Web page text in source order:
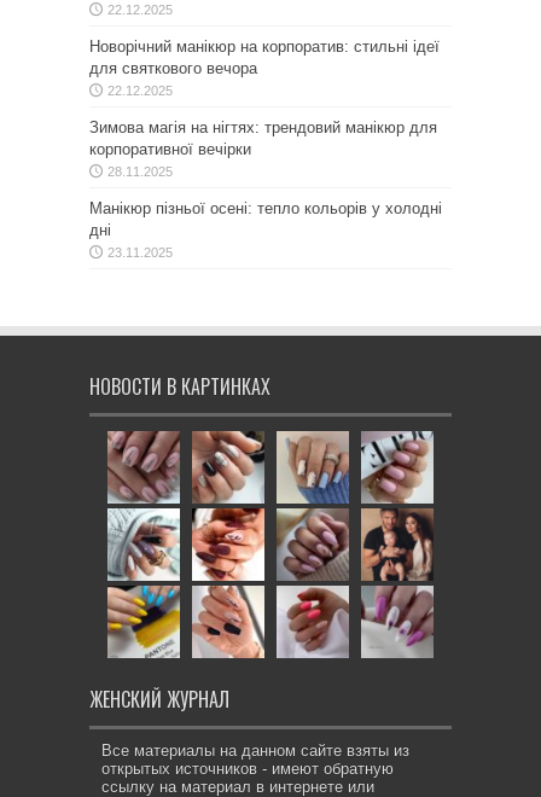
22.12.2025
Новорічний манікюр на корпоратив: стильні ідеї
для святкового вечора
22.12.2025
Зимова магія на нігтях: трендовий манікюр для
корпоративної вечірки
28.11.2025
Манікюр пізньої осені: тепло кольорів у холодні
дні
23.11.2025
НОВОСТИ В КАРТИНКАХ
ЖЕНСКИЙ ЖУРНАЛ
Все материалы на данном сайте взяты из
открытых источников - имеют обратную
ссылку на материал в интернете или